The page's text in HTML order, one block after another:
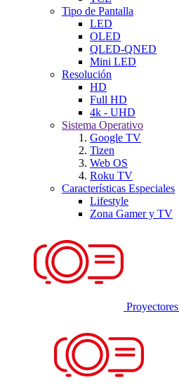
Tipo de Pantalla
LED
OLED
QLED-QNED
Mini LED
Resolución
HD
Full HD
4k - UHD
Sistema Operativo
Google TV
Tizen
Web OS
Roku TV
Características Especiales
Lifestyle
Zona Gamer y TV
Proyectores